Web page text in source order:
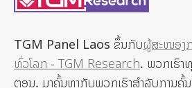
TGM Panel Laosຂຶ້ນກັບຜູ້ສະໜອງ
ທົ່ວໂລກ - TGM Research. ພວກເຮົາ